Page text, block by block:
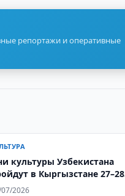
репортажи и оперативные
культуры Узбекистана
в Кыргызстане 27–28
2026